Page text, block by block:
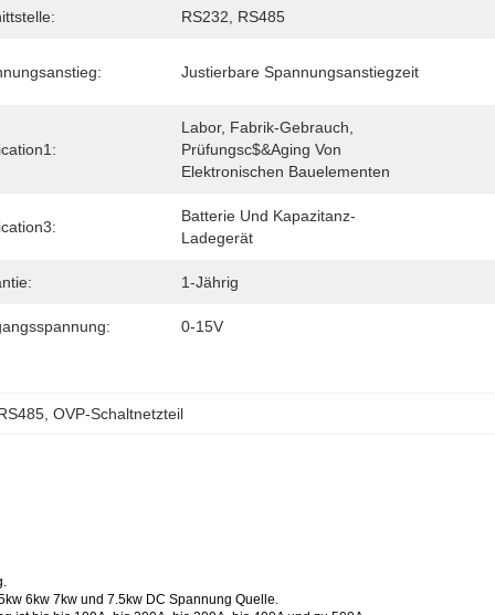
RS232, RS485
Justierbare Spannungsanstiegzeit
Labor, Fabrik-Gebrauch,
Prüfungsc$&aging Von
Elektronischen Bauelementen
Batterie Und Kapazitanz-
Ladegerät
1-Jährig
0-15V
, OVP-Schaltnetzteil
6kw 7kw und 7.5kw DC Spannung Quelle.